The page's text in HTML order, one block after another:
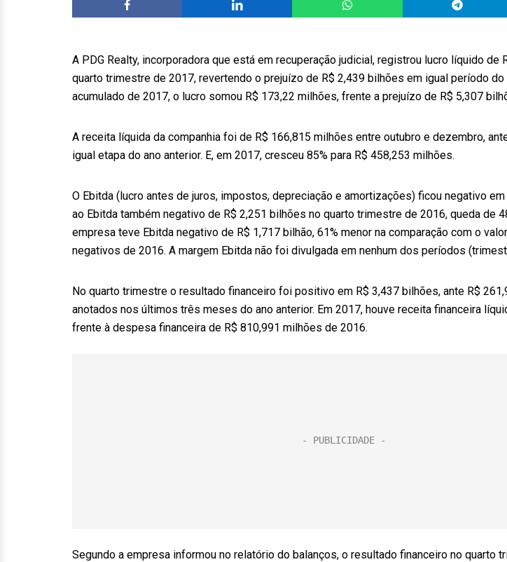
A PDG Realty, incorporadora que está em recuperação judicial, registrou lucro líquido de
quarto trimestre de 2017, revertendo o prejuízo de R$ 2,439 bilhões em igual período do
acumulado de 2017, o lucro somou R$ 173,22 milhões, frente a prejuízo de R$ 5,307
A receita líquida da companhia foi de R$ 166,815 milhões entre outubro e dezembro,
igual etapa do ano anterior. E, em 2017, cresceu 85% para R$ 458,253 milhões.
O Ebitda (lucro antes de juros, impostos, depreciação e amortizações) ficou negativo
ao Ebitda também negativo de R$ 2,251 bilhões no quarto trimestre de 2016, queda de
empresa teve Ebitda negativo de R$ 1,717 bilhão, 61% menor na comparação com o
negativos de 2016. A margem Ebitda não foi divulgada em nenhum dos períodos
No quarto trimestre o resultado financeiro foi positivo em R$ 3,437 bilhões, ante R$
anotados nos últimos três meses do ano anterior. Em 2017, houve receita financeira
frente à despesa financeira de R$ 810,991 milhões de 2016.
Segundo a empresa informou no relatório do balanços, o resultado financeiro no quarto